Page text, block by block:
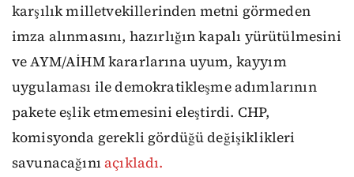
karşılık milletvekillerinden metni görmeden
imza alınmasını, hazırlığın kapalı yürütülmesini
ve AYM/AİHM kararlarına uyum, kayyım
uygulaması ile demokratikleşme adımlarının
pakete eşlik etmemesini eleştirdi. CHP,
komisyonda gerekli gördüğü değişiklikleri
savunacağını açıkladı.